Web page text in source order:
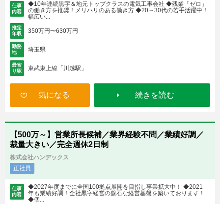
仕事
内容
◆10年連続黒字＆地元トップクラスの電気工事会社 ◆残業「ゼロ」
の働き方を推奨！メリハリのある働き方 ◆20～30代の若手活躍中！
幅広い...
推定
年収
350万円〜630万円
勤務
地
埼玉県
最寄
り駅
東武東上線「川越駅」
気になる 続きを読む
【500万～】営業所長候補／業界経験不問／業績好調／
裁量大きい／完全週休2日制
株式会社ハンデックス
正社員
仕事
内容
◆2027年度までに全国100拠点展開を目指し事業拡大中！ ◆2021
年も業績好調！全社黒字経営の盤石な経営基盤を築いております！
◆個...